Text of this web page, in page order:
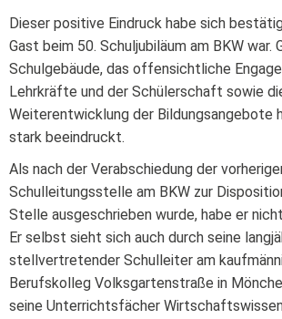
Dieser positive Eindruck habe sich
Gast beim 50. Schuljubiläum am BKW war.
Schulgebäude, das offensichtliche
Lehrkräfte und der Schülerschaft sowie
Weiterentwicklung der Bildungsangebote
stark beeindruckt.
Als nach der Verabschiedung der
Schulleitungsstelle am BKW zur
Stelle ausgeschrieben wurde, habe er
Er selbst sieht sich auch durch seine
stellvertretender Schulleiter am
Berufskolleg Volksgartenstraße in
seine Unterrichtsfächer